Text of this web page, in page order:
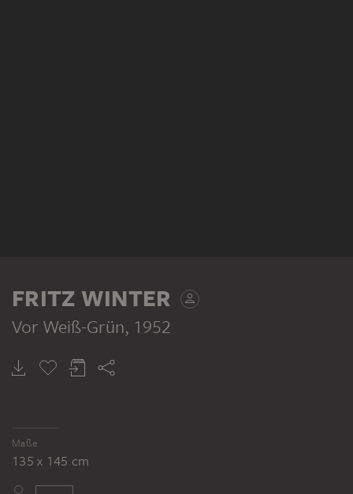
FRITZ WINTER
Vor Weiß-Grün, 1952
Maße
135 x 145 cm